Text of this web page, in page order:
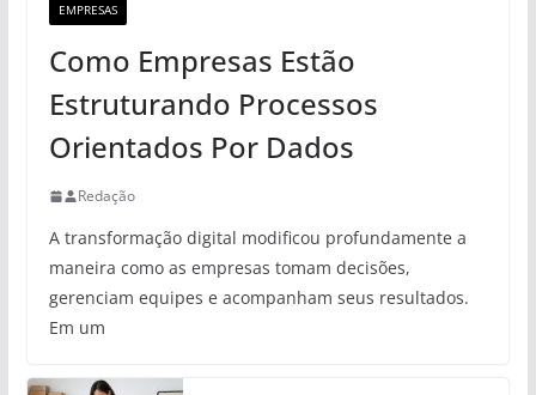
EMPRESAS
Como Empresas Estão
Estruturando Processos
Orientados Por Dados
Redação
A transformação digital modificou profundamente a
maneira como as empresas tomam decisões,
gerenciam equipes e acompanham seus resultados.
Em um